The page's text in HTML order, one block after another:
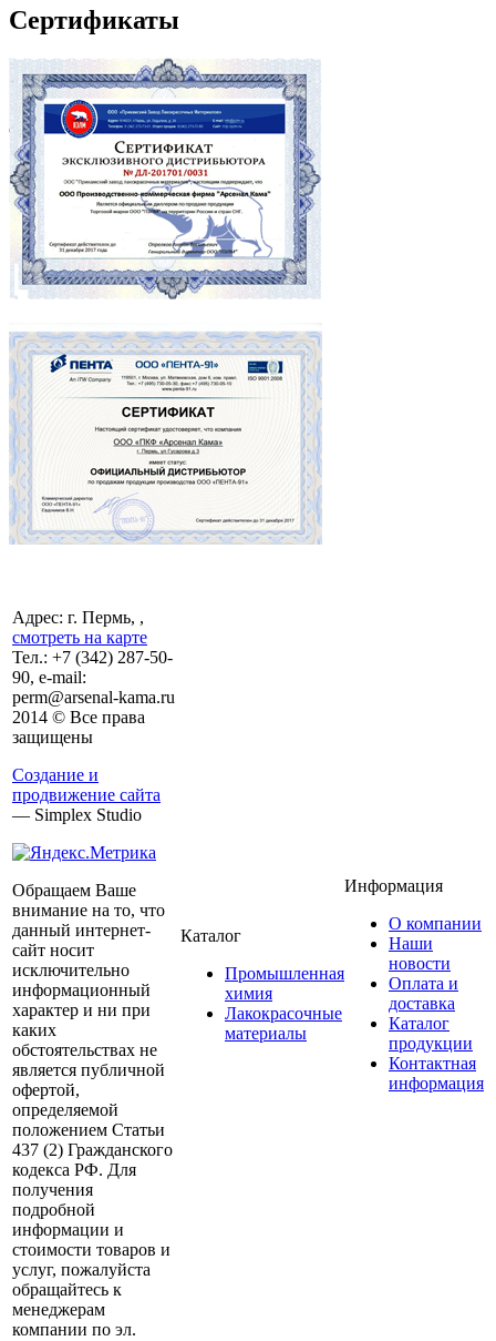
Сертификаты
Адрес: г. Пермь, ,
смотреть на карте
Тел.: +7 (342) 287-50-
90, e-mail:
perm@arsenal-kama.ru
2014 © Все права
защищены
Создание и
продвижение сайта
— Simplex Studio
Обращаем Ваше
внимание на то, что
данный интернет-
сайт носит
исключительно
информационный
характер и ни при
каких
обстоятельствах не
является публичной
офертой,
определяемой
положением Статьи
437 (2) Гражданского
кодекса РФ. Для
получения
подробной
информации и
стоимости товаров и
услуг, пожалуйста
обращайтесь к
менеджерам
компании по эл.
Каталог
Промышленная
химия
Лакокрасочные
материалы
Информация
О компании
Наши
новости
Оплата и
доставка
Каталог
продукции
Контактная
информация